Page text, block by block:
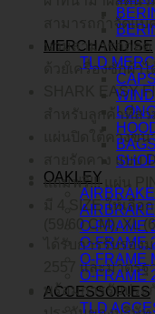
MERCHANDISE
TLD
CAPS
BAGS
OAKLEY
O-FRAME
O-FRAME
O-FRAME
O-FRAME
ACCESSORIES
TLD
สามารถกำจัดแบ
นวมสามารถถอด
ด้วยเครื่องซักผ้าไ
SHARK EASY
สำหรับลูกค้าที่ส
แผ่นปิดใต้คางข
สายรัดคาง แบบ
แถมฟรี!!! แผ่น
มี 4 SIZE ให้เลือ
(59/60 CM), XL
ได้รับการรับรอง
2557 และมาตร
พร้อมการรับประ